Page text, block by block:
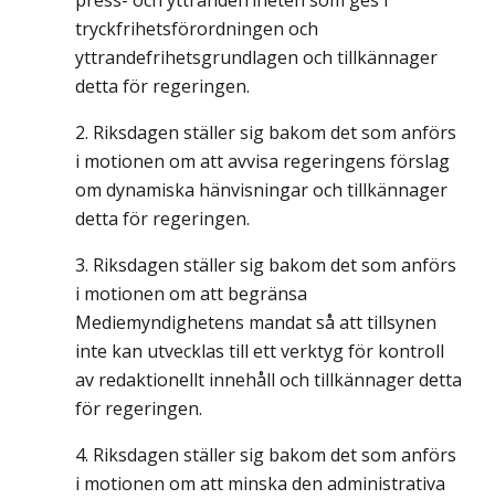
tryckfrihetsförordningen och
yttrandefrihetsgrundlagen och tillkännager
detta för regeringen.
Riksdagen ställer sig bakom det som anförs
i motionen om att avvisa regeringens förslag
om dynamiska hänvisningar och tillkännager
detta för regeringen.
Riksdagen ställer sig bakom det som anförs
i motionen om att begränsa
Mediemyndighetens mandat så att tillsynen
inte kan utvecklas till ett verktyg för kontroll
av redaktionellt innehåll och tillkännager detta
för regeringen.
Riksdagen ställer sig bakom det som anförs
i motionen om att minska den administrativa